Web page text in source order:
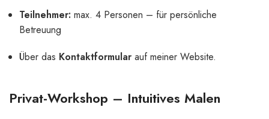
Teilnehmer: max. 4 Personen – für persönliche
Betreuung
Über das Kontaktformular auf meiner Website.
Privat-Workshop – Intuitives Malen